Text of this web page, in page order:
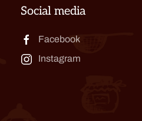
Social media
Facebook
Instagram